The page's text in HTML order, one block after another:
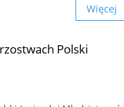
Więcej
Polski